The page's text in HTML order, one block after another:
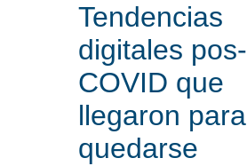
Tendencias
digitales pos-
COVID que
llegaron para
quedarse